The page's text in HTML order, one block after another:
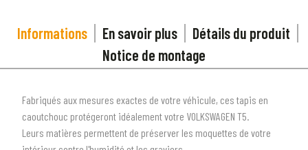
Informations En savoir plus
Détails du produit
Notice de montage
Fabriqués aux mesures exactes de votre véhicule, ces tapis en
caoutchouc protégeront idéalement votre VOLKSWAGEN T5.
Leurs matières permettent de préserver les moquettes de votre